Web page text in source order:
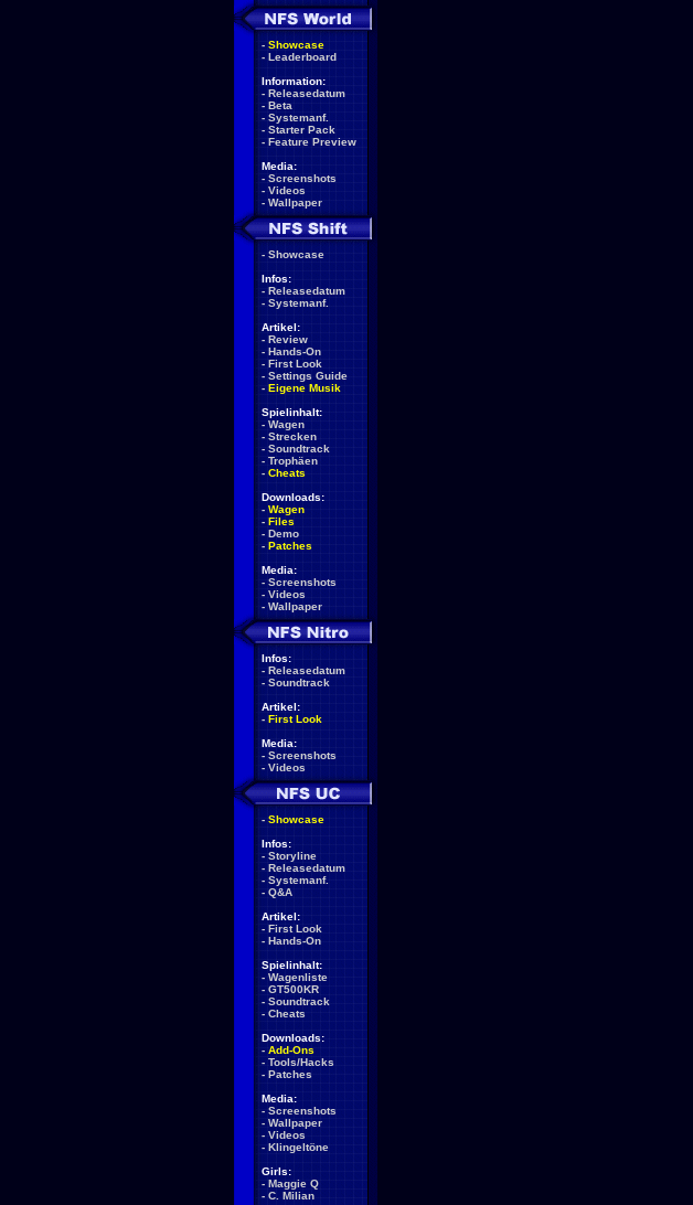
- Showcase
- Leaderboard
Information:
- Releasedatum
- Beta
- Systemanf.
- Starter Pack
- Feature Preview
Media:
- Screenshots
- Videos
- Wallpaper
- Showcase
Infos:
- Releasedatum
- Systemanf.
Artikel:
- Review
- Hands-On
- First Look
- Settings Guide
- Eigene Musik
Spielinhalt:
- Wagen
- Strecken
- Soundtrack
- Trophäen
- Cheats
Downloads:
- Wagen
- Files
- Demo
- Patches
Media:
- Screenshots
- Videos
- Wallpaper
Infos:
- Releasedatum
- Soundtrack
Artikel:
- First Look
Media:
- Screenshots
- Videos
- Showcase
Infos:
- Storyline
- Releasedatum
- Systemanf.
- Q&A
Artikel:
- First Look
- Hands-On
Spielinhalt:
- Wagenliste
- GT500KR
- Soundtrack
- Cheats
Downloads:
- Add-Ons
- Tools/Hacks
- Patches
Media:
- Screenshots
- Wallpaper
- Videos
- Klingeltöne
Girls:
- Maggie Q
- C. Milian